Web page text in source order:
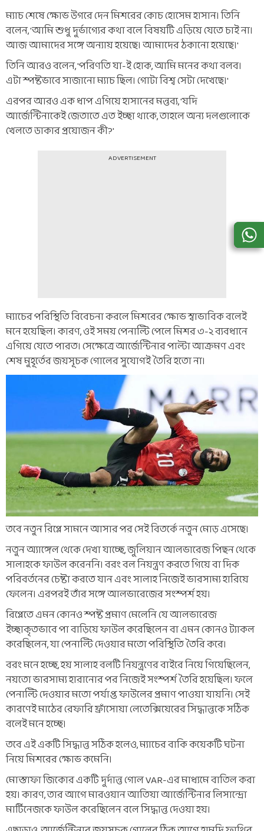
ম্যাচ শেষে ক্ষোভ উগরে দেন মিশরের কোচ হোসেম হাসান। তিনি
বলেন, 'আমি শুধু দুর্ভাগ্যের কথা বলে বিষয়টি এড়িয়ে যেতে চাই না।
আজ আমাদের সঙ্গে অন্যায় হয়েছে। আমাদের ঠকানো হয়েছে।'
তিনি আরও বলেন, 'পরিণতি যা-ই হোক, আমি মনের কথা বলব।
এটা স্পষ্টভাবে সাজানো ম্যাচ ছিল। গোটা বিশ্ব সেটা দেখেছে।'
এরপর আরও এক ধাপ এগিয়ে হাসানের মন্তব্য, 'যদি
আর্জেন্টিনাকেই জেতাতে এত ইচ্ছা থাকে, তাহলে অন্য দলগুলোকে
খেলতে ডাকার প্রয়োজন কী?'
ADVERTISEMENT
ম্যাচের পরিস্থিতি বিবেচনা করলে মিশরের ক্ষোভ স্বাভাবিক বলেই
মনে হয়েছিল। কারণ, ওই সময় পেনাল্টি পেলে মিশর ৩-২ ব্যবধানে
এগিয়ে যেতে পারত। সেক্ষেত্রে আর্জেন্টিনার পাল্টা আক্রমণ এবং
শেষ মুহূর্তের জয়সূচক গোলের সুযোগই তৈরি হতো না।
তবে নতুন রিপ্লে সামনে আসার পর সেই বিতর্কে নতুন মোড় এসেছে।
নতুন অ্যাঙ্গেল থেকে দেখা যাচ্ছে, জুলিয়ান আলভারেজ পিছন থেকে
সালাহকে ফাউল করেননি। বরং বল নিয়ন্ত্রণ করতে গিয়ে বা দিক
পরিবর্তনের চেষ্টা করতে যান এবং সালাহ নিজেই ভারসাম্য হারিয়ে
ফেলেন। এরপরই তাঁর সঙ্গে আলভারেজের সংস্পর্শ হয়।
রিপ্লেতে এমন কোনও স্পষ্ট প্রমাণ মেলেনি যে আলভারেজ
ইচ্ছাকৃতভাবে পা বাড়িয়ে ফাউল করেছিলেন বা এমন কোনও ট্যাকল
করেছিলেন, যা পেনাল্টি দেওয়ার মতো পরিস্থিতি তৈরি করে।
বরং মনে হচ্ছে, হয় সালাহ বলটি নিয়ন্ত্রণের বাইরে নিয়ে গিয়েছিলেন,
নয়তো ভারসাম্য হারানোর পর নিজেই সংস্পর্শ তৈরি হয়েছিল। ফলে
পেনাল্টি দেওয়ার মতো পর্যাপ্ত ফাউলের প্রমাণ পাওয়া যায়নি। সেই
কারণেই মাঠের রেফারি ফ্রাঁসোয়া লেতেক্সিয়েরের সিদ্ধান্তকে সঠিক
বলেই মনে হচ্ছে।
তবে এই একটি সিদ্ধান্ত সঠিক হলেও, ম্যাচের বাকি কয়েকটি ঘটনা
নিয়ে মিশরের ক্ষোভ কমেনি।
মোস্তাফা জিকোর একটি দুর্দান্ত গোল VAR-এর মাধ্যমে বাতিল করা
হয়। কারণ, তার আগে মারওয়ান আতিয়া আর্জেন্টিনার লিসান্দ্রো
মার্টিনেজকে ফাউল করেছিলেন বলে সিদ্ধান্ত দেওয়া হয়।